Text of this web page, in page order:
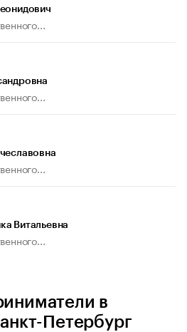
Витальевна
в
Петербург